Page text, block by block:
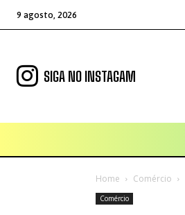
9 agosto, 2026
SIGA NO INSTAGAM
Home Comércio
Comércio